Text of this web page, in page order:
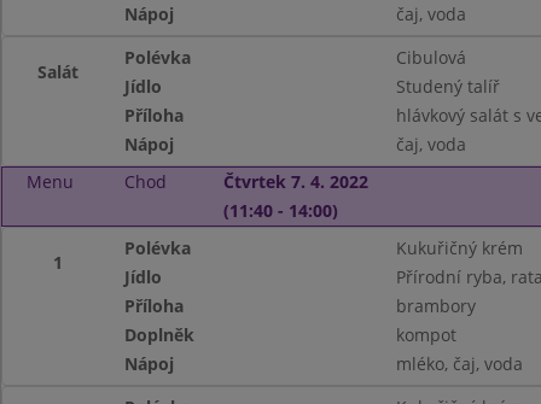
Nápoj
čaj, voda
Salát
Polévka
Cibulová
Jídlo
Studený talíř
Příloha
hlávkový salát s
Nápoj
čaj, voda
Menu
Chod
Čtvrtek 7. 4. 2022
(11:40 - 14:00)
1
Polévka
Kukuřičný krém
Jídlo
Přírodní ryba,
Příloha
brambory
Doplněk
kompot
Nápoj
mléko, čaj, voda